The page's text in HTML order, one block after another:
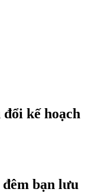
kế hoạch
bạn lưu